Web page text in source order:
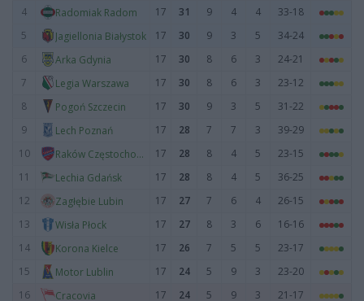
4
Radomiak Radom 17 31 9 4 4
33-18
5
Jagiellonia Białystok 17 30 9 3 5
34-24
6
Arka Gdynia 17 30 8 6 3
24-21
7
Legia Warszawa 17 30 8 6 3
23-12
8
Pogoń Szczecin 17 30 9 3 5
31-22
9
Lech Poznań 17 28 7 7 3
39-29
10
Raków Częstochowa 17 28 8 4 5
23-15
11
Lechia Gdańsk 17 28 8 4 5
36-25
12
Zagłębie Lubin 17 27 7 6 4
26-15
13
Wisła Płock 17 27 8 3 6
16-16
14
Korona Kielce 17 26 7 5 5
23-17
15
Motor Lublin 17 24 5 9 3
23-20
16
Cracovia 17 24 5 9 3 21-17